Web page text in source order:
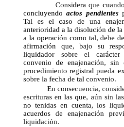
Considera que cuando
concluyendoactos pendientes
Tal es el caso de una
anterioridad a la disolución de
a la operación como tal, debe
afirmación que, bajo su
liquidador sobre el
convenio de enajenación,
procedimiento registral pueda
sobre la fecha de tal convenio.
En consecuencia,
escrituras en las que, aún sin
no tenidas en cuenta, los
acuerdos de enajenación
liquidación.